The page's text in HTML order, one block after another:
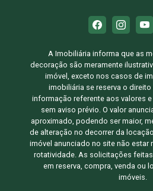
A Imobiliária informa que as
decoração são meramente
imóvel, exceto nos casos de
imobiliária se reserva o
informação referente aos valores
sem aviso prévio. O valor
aproximado, podendo ser maior,
de alteração no decorrer da
imóvel anunciado no site não estar
rotatividade. As solicitações
em reserva, compra, venda ou
imóveis.